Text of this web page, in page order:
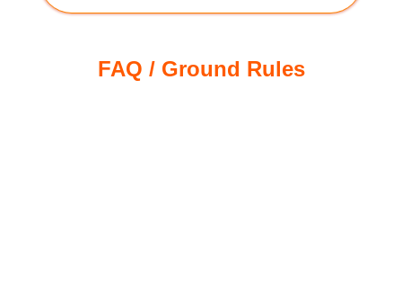
FAQ / Ground Rules